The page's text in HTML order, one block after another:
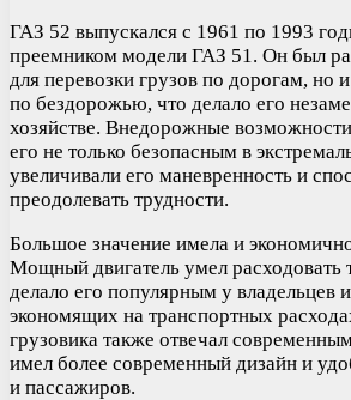
ГАЗ 52 выпускался с 1961 по 1993
преемником модели ГАЗ 51. Он был
для перевозки грузов по дорогам, но
по бездорожью, что делало его
хозяйстве. Внедорожные
его не только безопасным в
увеличивали его маневренность и
преодолевать трудности.
Большое значение имела и
Мощный двигатель умел расходовать
делало его популярным у владельцев
экономящих на транспортных
грузовика также отвечал
имел более современный дизайн и
и пассажиров.